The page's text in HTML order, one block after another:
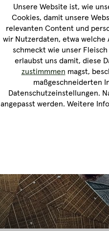
Unsere Website ist, wie
Cookies, damit unsere
relevanten Content und
wir Nutzerdaten, etwa welche
schmeckt wie unser
erlaubst uns damit, diese
zustimmmen magst,
maßgeschneiderten
Datenschutzeinstellungen.
angepasst werden. Weitere